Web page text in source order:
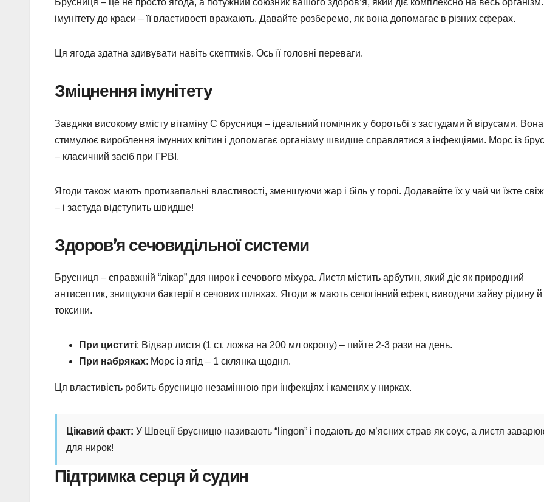
Брусниця – це не просто ягода, а потужний союзник вашого здоров’я, який діє комплексно на весь
імунітету до краси – її властивості вражають. Давайте розберемо, як вона допомагає в різних сферах.
Ця ягода здатна здивувати навіть скептиків. Ось її головні переваги.
Зміцнення імунітету
Завдяки високому вмісту вітаміну С брусниця – ідеальний помічник у боротьбі з застудами й вірусами. Вона
стимулює вироблення імунних клітин і допомагає організму швидше справлятися з інфекціями. Морс із
– класичний засіб при ГРВІ.
Ягоди також мають протизапальні властивості, зменшуючи жар і біль у горлі. Додавайте їх у чай чи їжте
– і застуда відступить швидше!
Здоров’я сечовидільної системи
Брусниця – справжній “лікар” для нирок і сечового міхура. Листя містить арбутин, який діє як природний
антисептик, знищуючи бактерії в сечових шляхах. Ягоди ж мають сечогінний ефект, виводячи зайву рідину й
токсини.
При циститі: Відвар листя (1 ст. ложка на 200 мл окропу) – пийте 2-3 рази на день.
При набряках: Морс із ягід – 1 склянка щодня.
Ця властивість робить брусницю незамінною при інфекціях і каменях у нирках.
Цікавий факт: У Швеції брусницю називають “lingon” і подають до м’ясних страв як соус, а листя
для нирок!
Підтримка серця й судин